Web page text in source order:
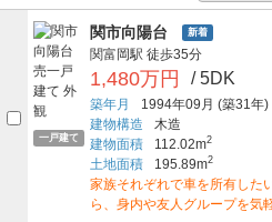
一戸建て
関市向陽台 新着
関富岡駅 徒歩35分
1,480万円 / 5DK
築年月 1994年09月 (築31年)
建物構造
木造
建物面積
112.02m2
土地面積 195.89m2
家族それぞれで車を所有した
ら、身内や友人グループを気